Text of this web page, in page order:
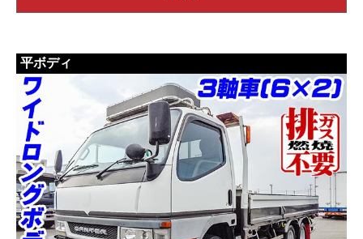
平ボディ